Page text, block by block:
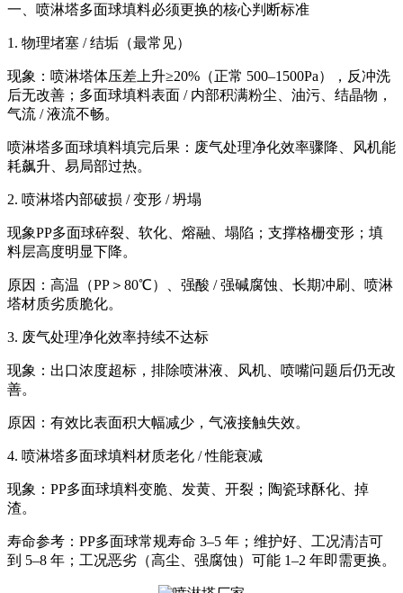
一、 喷淋塔多面球填料必须更换的核心判断标准
1. 物理堵塞 / 结垢（最常见）
现象：喷淋塔体压差上升≥20%（正常 500–1500Pa），反冲洗
后无改善； 多面球填料表面 / 内部积满粉尘、油污、结晶物，
气流 / 液流不畅。
喷淋塔多面球填料填完后果：废气处理净化效率骤降、风机能
耗飙升、易局部过热。
2. 喷淋塔内部破损 / 变形 / 坍塌
现象PP多面球碎裂、软化、熔融、塌陷；支撑格栅变形；填
料层高度明显下降。
原因：高温（PP＞80℃）、强酸 / 强碱腐蚀、长期冲刷、喷淋
塔材质劣质脆化。
3. 废气处理净化效率持续不达标
现象：出口浓度超标，排除喷淋液、风机、喷嘴问题后仍无改
善。
原因：有效比表面积大幅减少，气液接触失效。
4. 喷淋塔多面球填料材质老化 / 性能衰减
现象：PP多面球填料变脆、发黄、开裂；陶瓷球酥化、掉
渣。
寿命参考：PP多面球常规寿命 3–5 年；维护好、工况清洁可
到 5–8 年；工况恶劣（高尘、强腐蚀）可能 1–2 年即需更换。